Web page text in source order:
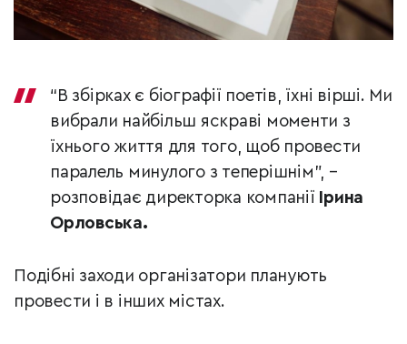
“В збірках є біографії поетів, їхні вірші. Ми
вибрали найбільш яскраві моменти з
їхнього життя для того, щоб провести
паралель минулого з теперішнім”, –
розповідає директорка компанії Ірина
Орловська.
Подібні заходи організатори планують
провести і в інших містах.